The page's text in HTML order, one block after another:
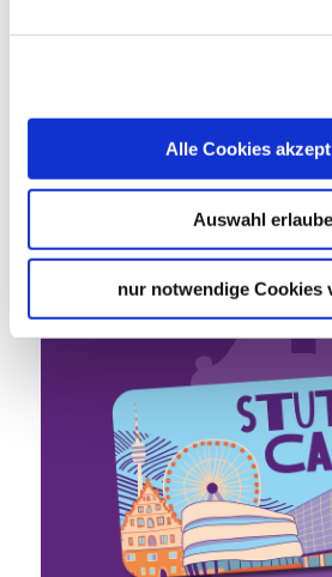
Alle Cookies
Auswahl
nur notwendige Cookies
One card, all